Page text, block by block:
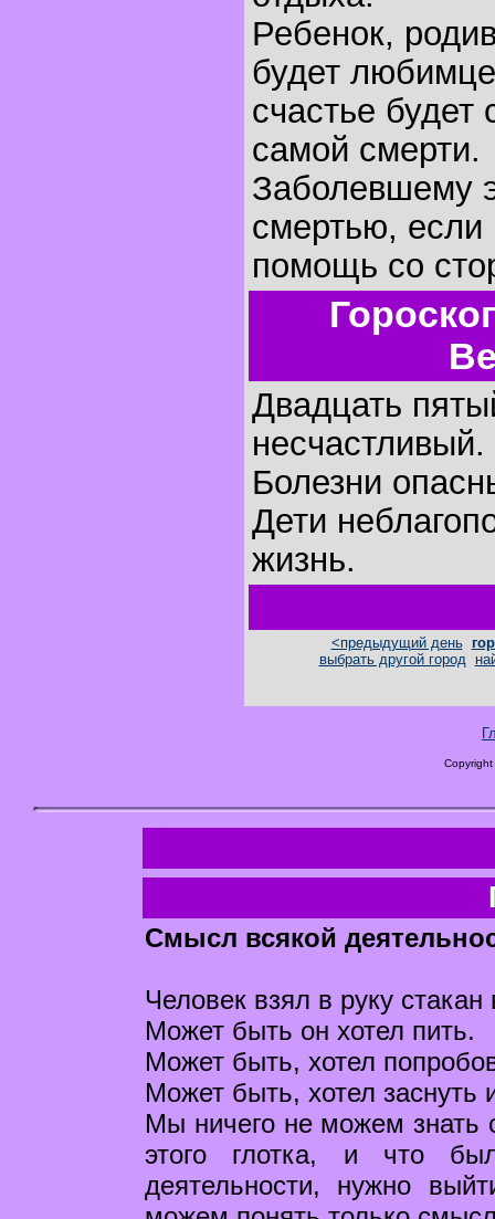
Ребенок,
будет
счастье будет
самой смерти.
Заболевшему
смертью, если
помощь со
Двадцать
несчастливый.
Болезни
Дети
жизнь.
<предыдущий день
выбрать другой город
Смысл всякой
Человек взял в руку
Может быть он хотел пить.
Может быть, хотел
Может быть, хотел заснуть
Мы ничего не можем знать
этого глотка, и что
деятельности, нужно